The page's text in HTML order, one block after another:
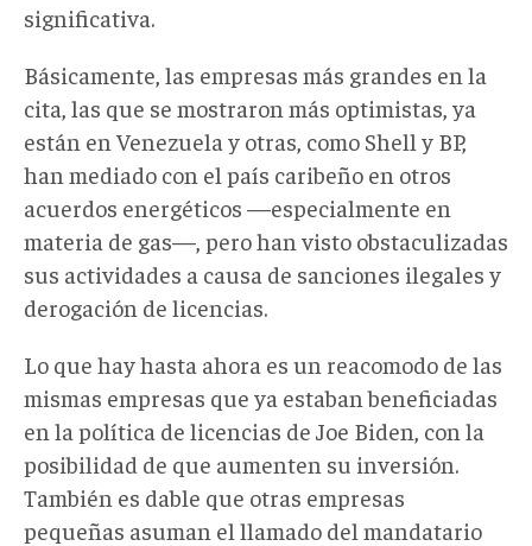
significativa.
Básicamente, las empresas más grandes en la
cita, las que se mostraron más optimistas, ya
están en Venezuela y otras, como Shell y BP,
han mediado con el país caribeño en otros
acuerdos energéticos —especialmente en
materia de gas—, pero han visto obstaculizadas
sus actividades a causa de sanciones ilegales y
derogación de licencias.
Lo que hay hasta ahora es un reacomodo de las
mismas empresas que ya estaban beneficiadas
en la política de licencias de Joe Biden, con la
posibilidad de que aumenten su inversión.
También es dable que otras empresas
pequeñas asuman el llamado del mandatario